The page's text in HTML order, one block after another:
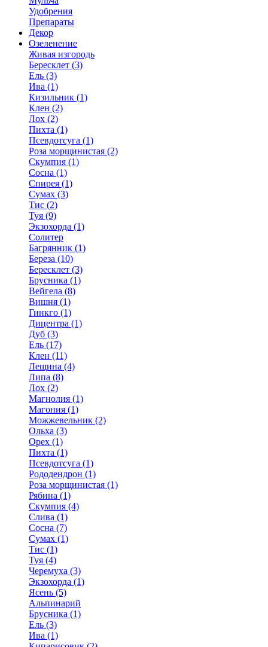
Удобрения
Препараты
Декор
Озеленение
Живая изгородь
Бересклет (3)
Ель (3)
Ива (1)
Кизильник (1)
Клен (2)
Лох (2)
Пихта (1)
Псевдотсуга (1)
Роза морщинистая (2)
Скумпия (1)
Сосна (1)
Спирея (1)
Сумах (3)
Тис (2)
Туя (9)
Экзохорда (1)
Солитер
Багрянник (1)
Береза (10)
Бересклет (3)
Брусника (1)
Вейгела (8)
Вишня (1)
Гинкго (1)
Дицентра (1)
Дуб (3)
Ель (17)
Клен (11)
Лещина (4)
Липа (8)
Лох (2)
Магнолия (1)
Магония (1)
Можжевельник (2)
Ольха (3)
Орех (1)
Пихта (1)
Псевдотсуга (1)
Рододендрон (1)
Роза морщинистая (1)
Рябина (1)
Скумпия (4)
Слива (1)
Сосна (7)
Сумах (1)
Тис (1)
Туя (4)
Черемуха (3)
Экзохорда (1)
Ясень (5)
Альпинарий
Брусника (1)
Ель (3)
Ива (1)